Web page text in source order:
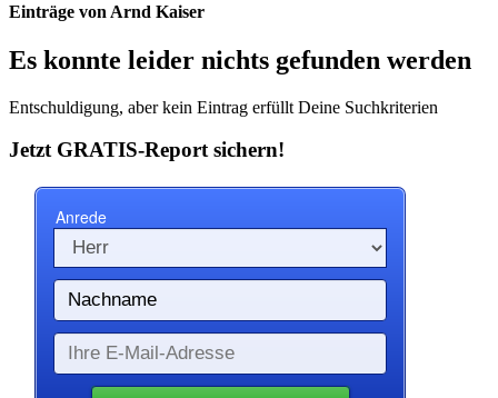
Einträge von Arnd Kaiser
Es konnte leider nichts gefunden werden
Entschuldigung, aber kein Eintrag erfüllt Deine Suchkriterien
Jetzt GRATIS-Report sichern!